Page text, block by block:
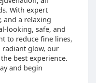
With expert
and a relaxing
looking, safe, and
to reduce fine lines,
radiant glow, our
best experience.
and begin